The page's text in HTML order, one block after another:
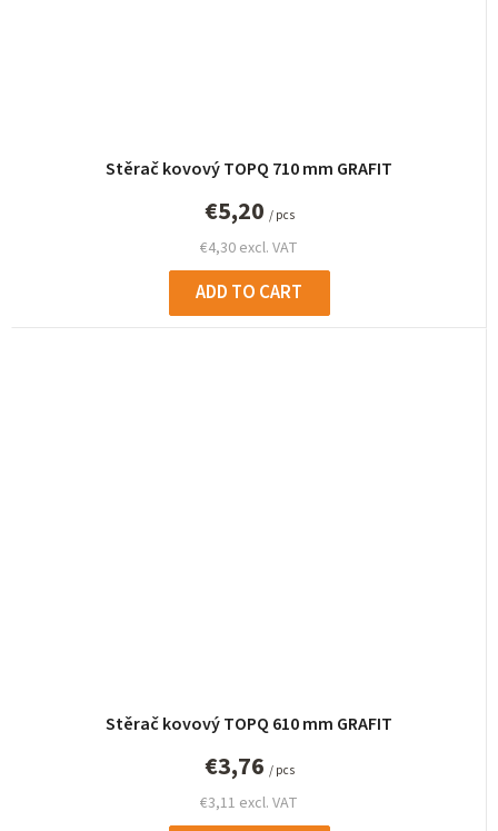
Stěrač kovový TOPQ 710 mm GRAFIT
€4,30 excl. VAT
€5,20 / pcs
ADD TO CART
Stěrač kovový TOPQ 610 mm GRAFIT
€3,11 excl. VAT
€3,76 / pcs